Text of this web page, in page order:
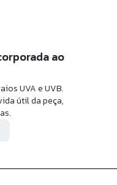
ao
UVA e UVB.
útil da peça,